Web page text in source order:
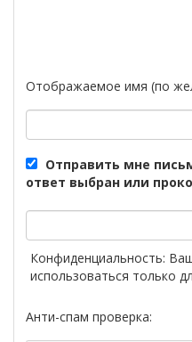
Отображаемое имя (по
Отправить мне
ответ выбран или
Конфиденциальность:
использоваться только
Анти-спам проверка: